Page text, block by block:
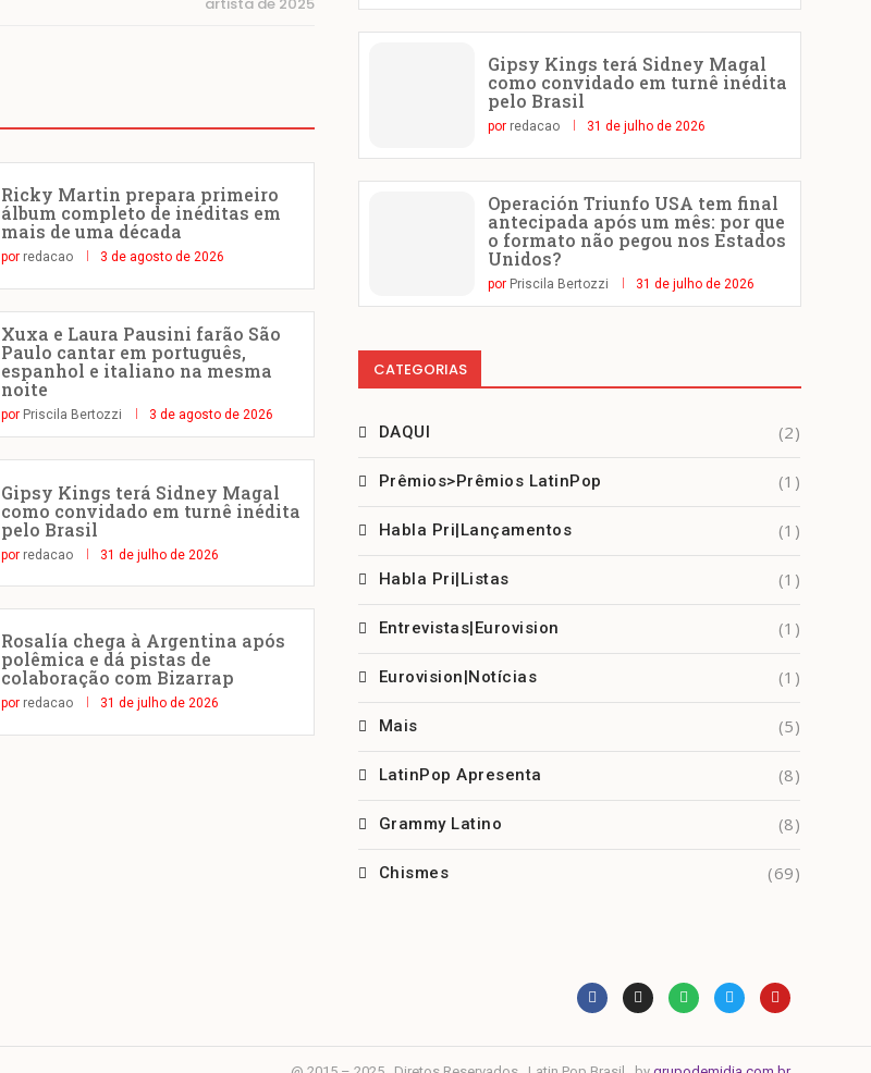
Ricky Martin prepara primeiro
álbum completo de inéditas em
mais de uma década
por redacao 3 de agosto de 2026
Xuxa e Laura Pausini farão São
Paulo cantar em português,
espanhol e italiano na mesma
noite
por Priscila Bertozzi 3 de agosto de 2026
Gipsy Kings terá Sidney Magal
como convidado em turnê inédita
pelo Brasil
por redacao 31 de julho de 2026
Rosalía chega à Argentina após
polêmica e dá pistas de
colaboração com Bizarrap
por redacao 31 de julho de 2026
Gipsy Kings terá Sidney Magal
como convidado em turnê inédita
pelo Brasil
por redacao 31 de julho de 2026
Operación Triunfo USA tem final
antecipada após um mês: por que
o formato não pegou nos Estados
Unidos?
por Priscila Bertozzi 31 de julho de 2026
CATEGORIAS
DAQUI (2)
Prêmios>Prêmios LatinPop (1)
Habla Pri|Lançamentos (1)
Habla Pri|Listas (1)
Entrevistas|Eurovision (1)
Eurovision|Notícias (1)
Mais (5)
LatinPop Apresenta (8)
Grammy Latino (8)
Chismes (69)